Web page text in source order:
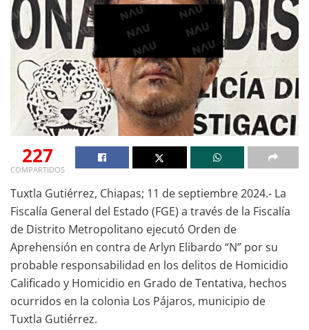
227
COMPARTIDOS
Tuxtla Gutiérrez, Chiapas; 11 de septiembre 2024.- La
Fiscalía General del Estado (FGE) a través de la Fiscalía
de Distrito Metropolitano ejecutó Orden de
Aprehensión en contra de Arlyn Elibardo “N” por su
probable responsabilidad en los delitos de Homicidio
Calificado y Homicidio en Grado de Tentativa, hechos
ocurridos en la colonia Los Pájaros, municipio de
Tuxtla Gutiérrez.